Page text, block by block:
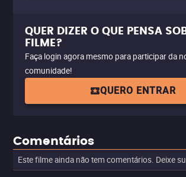
QUER DIZER O QUE PENSA
FILME?
Faça login agora mesmo para participar da
comunidade!
QUERO ENTRAR
Comentários
Este filme ainda não tem comentários. Deixe